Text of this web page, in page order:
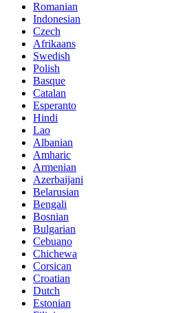
Romanian
Indonesian
Czech
Afrikaans
Swedish
Polish
Basque
Catalan
Esperanto
Hindi
Lao
Albanian
Amharic
Armenian
Azerbaijani
Belarusian
Bengali
Bosnian
Bulgarian
Cebuano
Chichewa
Corsican
Croatian
Dutch
Estonian